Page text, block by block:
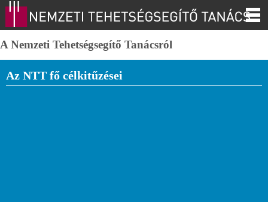
A Nemzeti Tehetségsegítő Tanácsról
Az NTT fő célkitűzései